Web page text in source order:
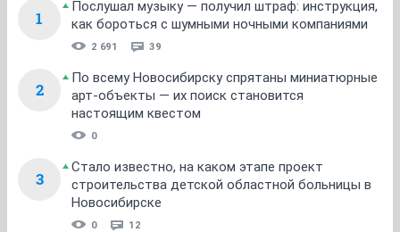
1
Послушал музыку — получил штраф: инструкция,
как бороться с шумными ночными компаниями
2 691 39
2
По всему Новосибирску спрятаны миниатюрные
арт-объекты — их поиск становится
настоящим квестом
0
3
Стало известно, на каком этапе проект
строительства детской областной больницы в
Новосибирске
0 12